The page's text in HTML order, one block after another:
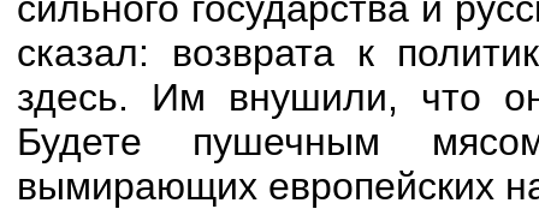
сказал: возврата к
здесь. Им внушили, что
Будете пушечным
вымирающих европейских